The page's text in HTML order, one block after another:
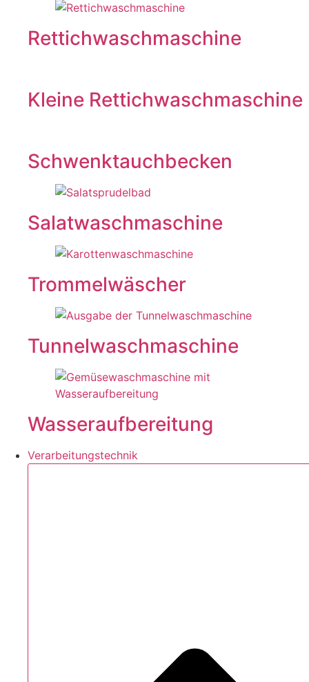
Rettichwaschmaschine
Kleine Rettichwaschmaschine
Schwenktauchbecken
Salatwaschmaschine
Trommelwäscher
Tunnelwaschmaschine
Wasseraufbereitung
Verarbeitungstechnik